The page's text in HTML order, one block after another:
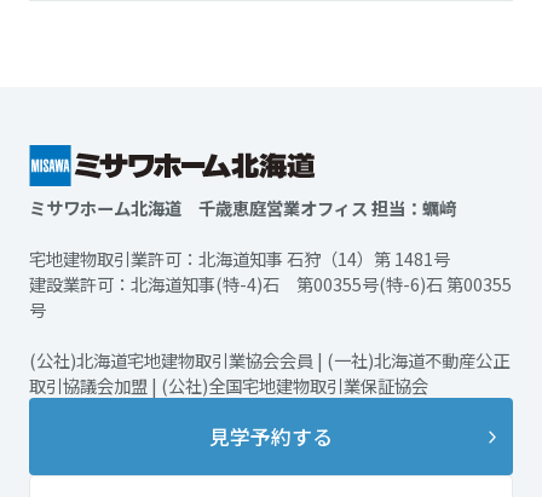
ミサワホーム北海道 千歳恵庭営業オフィス 担当：蠣﨑
宅地建物取引業許可：北海道知事 石狩（14）第 1481号
建設業許可：北海道知事(特-4)石 第00355号(特-6)石 第00355
号
(公社)北海道宅地建物取引業協会会員 | (一社)北海道不動産公正
取引協議会加盟 | (公社)全国宅地建物取引業保証協会
見学予約する